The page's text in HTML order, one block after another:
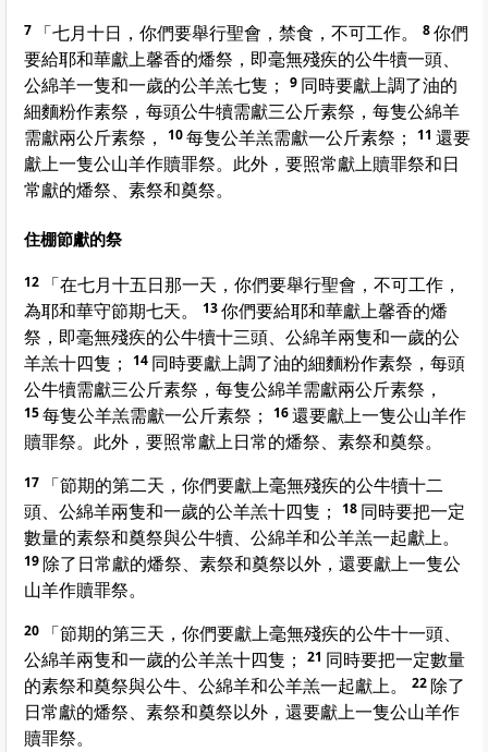
7 「七月十日，你們要舉行聖會，禁食，不可工作。 8你們
要給耶和華獻上馨香的燔祭，即毫無殘疾的公牛犢一頭、
公綿羊一隻和一歲的公羊羔七隻；
9 同時要獻上調了油的
細麵粉作素祭，每頭公牛犢需獻三公斤素祭，每隻公綿羊
需獻兩公斤素祭，
10每隻公羊羔需獻一公斤素祭； 11 還要
獻上一隻公山羊作贖罪祭。此外，要照常獻上贖罪祭和日
常獻的燔祭、素祭和奠祭。
住棚節獻的祭
12
「在七月十五日那一天，你們要舉行聖會，不可工作，
為耶和華守節期七天。
13你們要給耶和華獻上馨香的燔
祭，即毫無殘疾的公牛犢十三頭、公綿羊兩隻和一歲的公
羊羔十四隻；
14 同時要獻上調了油的細麵粉作素祭，每頭
公牛犢需獻三公斤素祭，每隻公綿羊需獻兩公斤素祭，
15每隻公羊羔需獻一公斤素祭； 16還要獻上一隻公山羊作
贖罪祭。此外，要照常獻上日常的燔祭、素祭和奠祭。
17
「節期的第二天，你們要獻上毫無殘疾的公牛犢十二
頭、公綿羊兩隻和一歲的公羊羔十四隻；
18 同時要把一定
數量的素祭和奠祭與公牛犢、公綿羊和公羊羔一起獻上。
19除了日常獻的燔祭、素祭和奠祭以外，還要獻上一隻公
山羊作贖罪祭。
20
「節期的第三天，你們要獻上毫無殘疾的公牛十一頭、
公綿羊兩隻和一歲的公羊羔十四隻；
21 同時要把一定數量
的素祭和奠祭與公牛、公綿羊和公羊羔一起獻上。
22除了
日常獻的燔祭、素祭和奠祭以外，還要獻上一隻公山羊作
贖罪祭。